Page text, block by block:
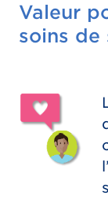
Valeur
soins de